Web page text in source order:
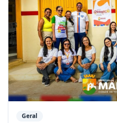
Geral